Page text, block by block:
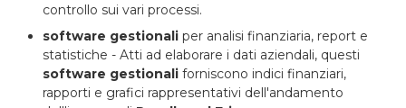
controllo sui vari processi.
software gestionali per analisi finanziaria, report e
statistiche - Atti ad elaborare i dati aziendali, questi
software gestionali forniscono indici finanziari,
rapporti e grafici rappresentativi dell'andamento